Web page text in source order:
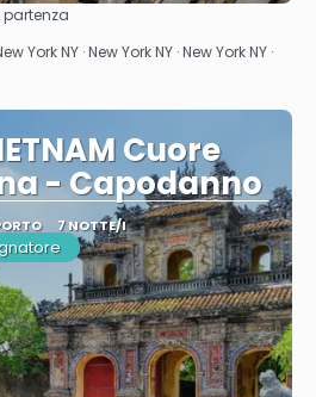
Vedere
partenza
York NY · New York NY · New York NY ·
Cuore
- Capodanno
7 NOTTE/I